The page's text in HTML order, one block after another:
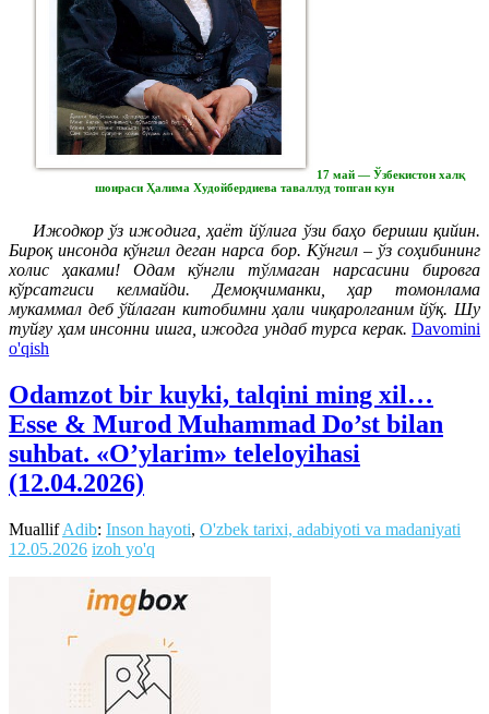
17 май — Ўзбекистон халқ
шоираси Ҳалима Худойбердиева таваллуд топган кун
Ижодкор ўз ижодига, ҳаёт йўлига ўзи баҳо бериши қийин.
Бироқ инсонда кўнгил деган нарса бор. Кўнгил – ўз соҳибининг
холис ҳаками! Одам кўнгли тўлмаган нарсасини бировга
кўрсатгиси келмайди. Демоқчиманки, ҳар томонлама
мукаммал деб ўйлаган китобимни ҳали чиқаролганим йўқ. Шу
туйғу ҳам инсонни ишга, ижодга ундаб турса керак. Davomini
o'qish
Odamzot bir kuyki, talqini ming xil…
Esse & Murod Muhammad Do’st bilan
suhbat. «O’ylarim» teleloyihasi
(12.04.2026)
MuallifAdib: Inson hayoti, O'zbek tarixi, adabiyoti va madaniyati
12.05.2026 izoh yo'q